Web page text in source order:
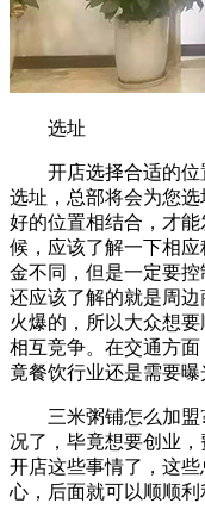
选址
开店选择合适的位
选址，总部将会为您
好的位置相结合，才
候，应该了解一下相
金不同，但是一定要控
还应该了解的就是周
火爆的，所以大众想
相互竞争。在交通方
竟餐饮行业还是需要曝
三米粥铺怎么加盟?
况了，毕竟想要创业
开店这些事情了，这
心，后面就可以顺顺利